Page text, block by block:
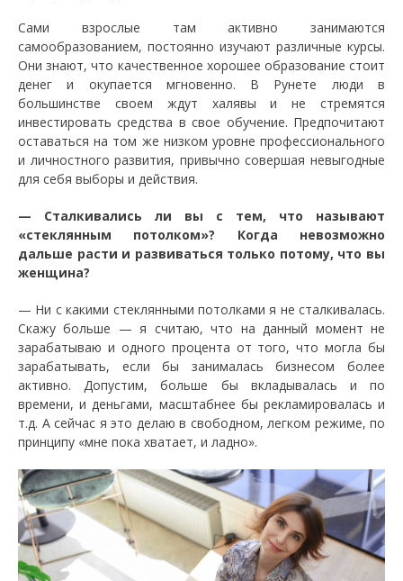
Сами взрослые там активно занимаются
самообразованием, постоянно изучают различные курсы.
Они знают, что качественное хорошее образование стоит
денег и окупается мгновенно. В Рунете люди в
большинстве своем ждут халявы и не стремятся
инвестировать средства в свое обучение. Предпочитают
оставаться на том же низком уровне профессионального
и личностного развития, привычно совершая невыгодные
для себя выборы и действия.
— Сталкивались ли вы с тем, что называют
«стеклянным потолком»? Когда невозможно
дальше расти и развиваться только потому, что вы
женщина?
— Ни с какими стеклянными потолками я не сталкивалась.
Скажу больше — я считаю, что на данный момент не
зарабатываю и одного процента от того, что могла бы
зарабатывать, если бы занималась бизнесом более
активно. Допустим, больше бы вкладывалась и по
времени, и деньгами, масштабнее бы рекламировалась и
т.д. А сейчас я это делаю в свободном, легком режиме, по
принципу «мне пока хватает, и ладно».